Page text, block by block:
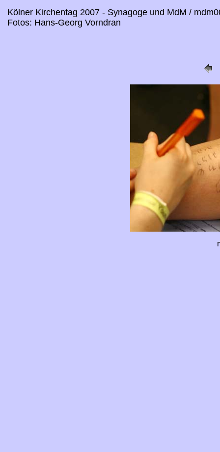
Kölner Kirchentag 2007 - Synagoge und MdM /
Fotos: Hans-Georg Vorndran